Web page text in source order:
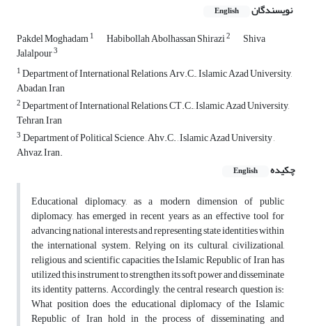
نویسندگان English
Pakdel Moghadam1 Habibollah Abolhassan Shirazi2 Shiva
Jalalpour3
1Department of International Relations, Arv.C., Islamic Azad University,
Abadan, Iran
2Department of International Relations, CT.C., Islamic Azad University,
Tehran, Iran
3,Department of Political Science , Ahv.C. , Islamic Azad University ,
Ahvaz, Iran.
چکیده
English
Educational diplomacy, as a modern dimension of public
diplomacy, has emerged in recent years as an effective tool for
advancing national interests and representing state identities within
the international system. Relying on its cultural, civilizational,
religious, and scientific capacities, the Islamic Republic of Iran has
utilized this instrument to strengthen its soft power and disseminate
its identity patterns. Accordingly, the central research question is:
What position does the educational diplomacy of the Islamic
Republic of Iran hold in the process of disseminating and